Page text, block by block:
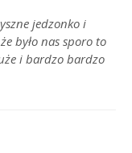
jedzonko i
było nas sporo to
i bardzo bardzo